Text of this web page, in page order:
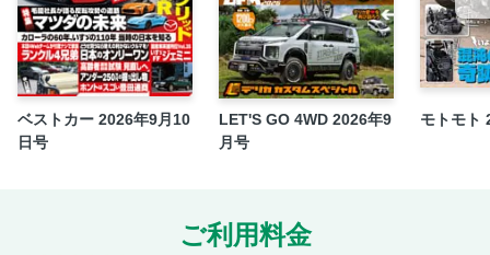
ハチロクはまだまだ現役! Hi-Power AE86
ハチロク最速を目指した究極のREスワップ仕様
夜会MEETING
レース用ハチロクの技術をフィードバック
昼と夜のAEハチロクの顔
トミサトレーシングサービス
ベストカー 2026年9月10
日号
LET'S GO 4WD 2026年9
月号
モトモト
ご利用料金